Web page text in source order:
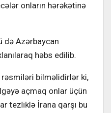
onların hərəkətinə
də Azərbaycan
həbs edilib.
rəsmiləri bilməlidirlər ki,
açmaq onlar üçün
tezliklə İrana qarşı bu